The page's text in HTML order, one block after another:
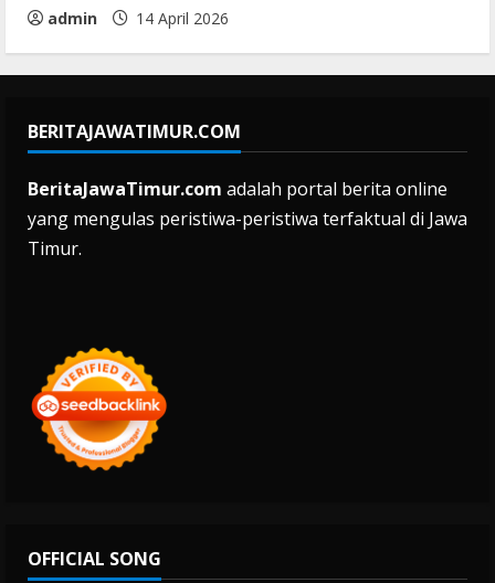
admin 14 April 2026
BERITAJAWATIMUR.COM
BeritaJawaTimur.com adalah portal berita online
yang mengulas peristiwa-peristiwa terfaktual di Jawa
Timur.
OFFICIAL SONG